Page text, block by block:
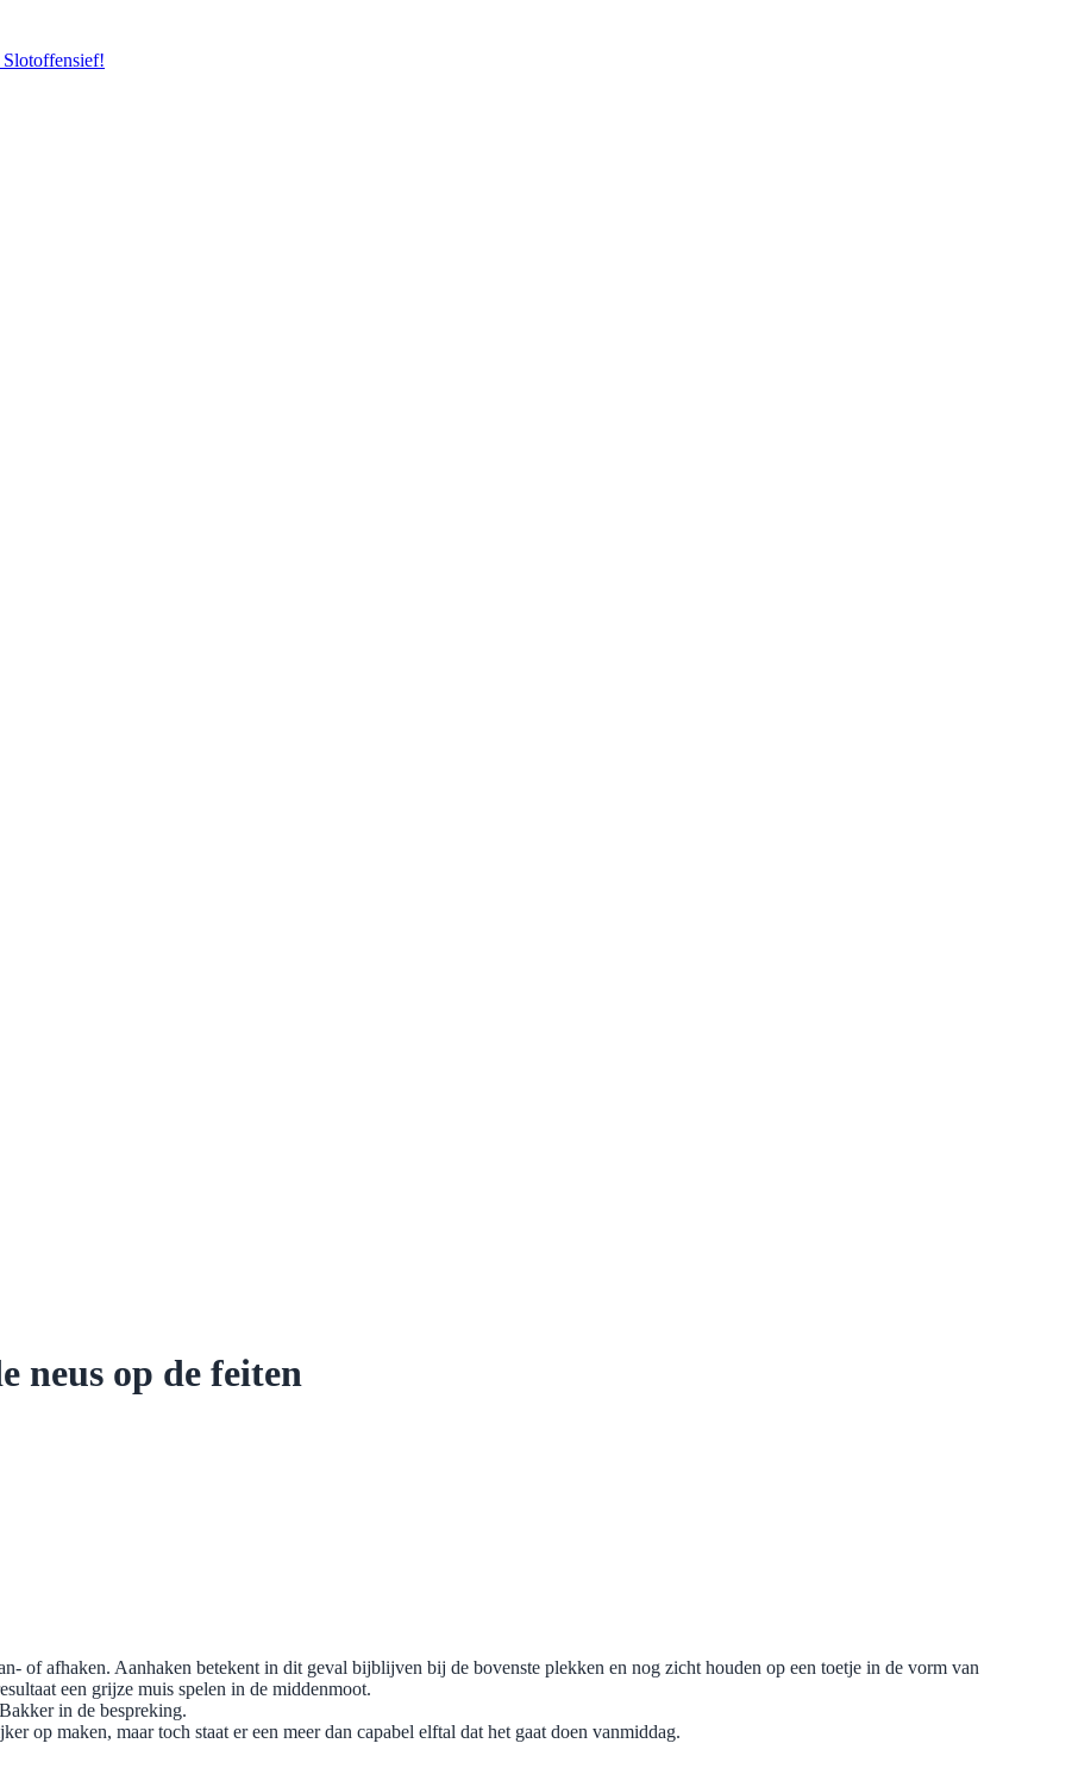
neus op de feiten
of afhaken. Aanhaken betekent in dit geval bijblijven bij de bovenste plekken en nog zicht houden op een toetje in de vorm van
een grijze muis spelen in de middenmoot.
in de bespreking.
op maken, maar toch staat er een meer dan capabel elftal dat het gaat doen vanmiddag.